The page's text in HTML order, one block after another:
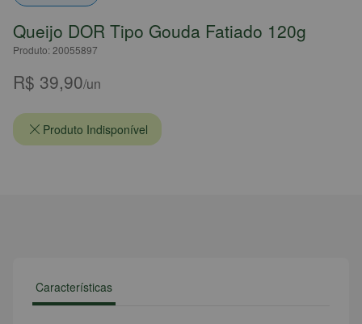
Queijo DOR Tipo Gouda Fatiado 120g
Produto: 20055897
R$ 39,90/un
Produto Indisponível
Características